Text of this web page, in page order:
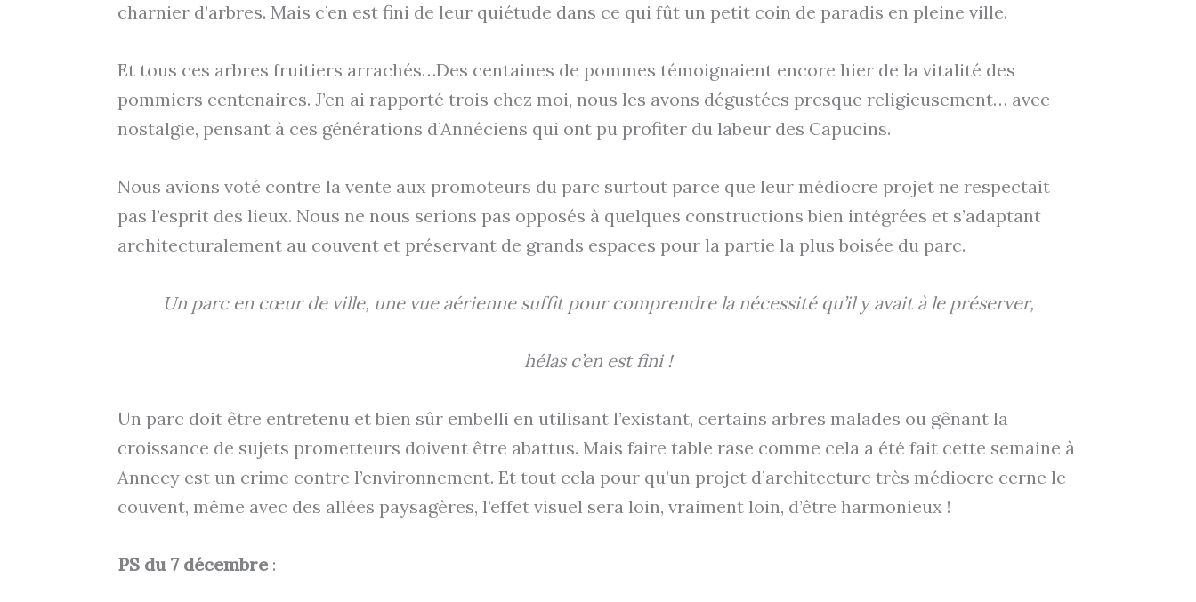
charnier d’arbres. Mais c’en est fini de leur quiétude dans ce qui fût un petit coin de paradis en pleine ville.
Et tous ces arbres fruitiers arrachés…Des centaines de pommes témoignaient encore hier de la vitalité des
pommiers centenaires. J’en ai rapporté trois chez moi, nous les avons dégustées presque religieusement… avec
nostalgie, pensant à ces générations d’Annéciens qui ont pu profiter du labeur des Capucins.
Nous avions voté contre la vente aux promoteurs du parc surtout parce que leur médiocre projet ne respectait
pas l’esprit des lieux. Nous ne nous serions pas opposés à quelques constructions bien intégrées et s’adaptant
architecturalement au couvent et préservant de grands espaces pour la partie la plus boisée du parc.
Un parc en cœur de ville, une vue aérienne suffit pour comprendre la nécessité qu’il y avait à le préserver,
hélas c’en est fini !
Un parc doit être entretenu et bien sûr embelli en utilisant l’existant, certains arbres malades ou gênant la
croissance de sujets prometteurs doivent être abattus. Mais faire table rase comme cela a été fait cette semaine à
Annecy est un crime contre l’environnement. Et tout cela pour qu’un projet d’architecture très médiocre cerne le
couvent, même avec des allées paysagères, l’effet visuel sera loin, vraiment loin, d’être harmonieux !
PS du 7 décembre :